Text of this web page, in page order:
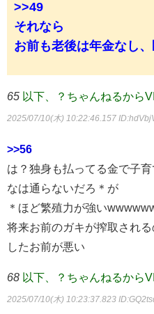
>>49
それなら
お前も老後は年金なし
65 以下、？ちゃんねるから
2025/07/10(木) 10:22:46.157
>>56
は？独身も払ってる金で子
なは通らないだろ＊が
＊ほど繁殖力が強い
将来お前のガキが搾取され
したお前が悪い
68 以下、？ちゃんねるから
2025/07/10(木) 10:23:37.823